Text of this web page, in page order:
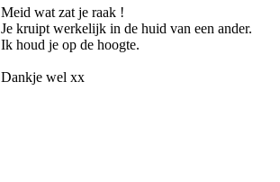
Meid wat zat je raak !
Je kruipt werkelijk in de huid van een ander.
Ik houd je op de hoogte.
Dankje wel xx